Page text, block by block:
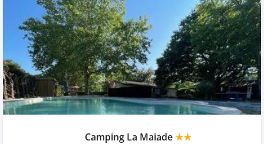
Camping La Maiade★★